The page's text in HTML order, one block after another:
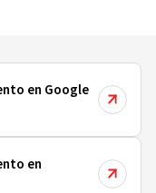
en Google
en